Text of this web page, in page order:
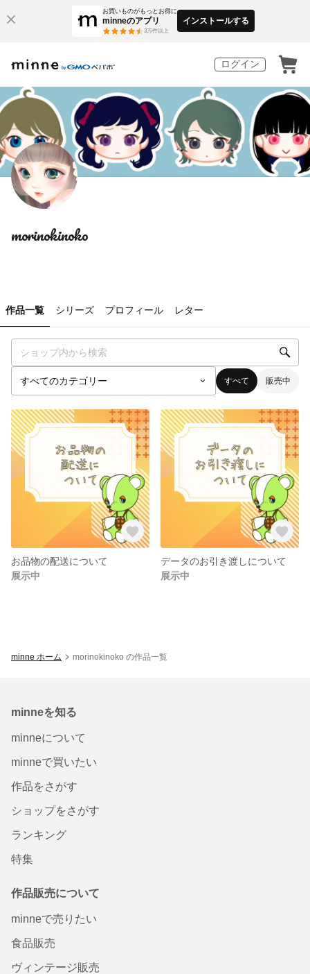
お買いものがもっとお得に
minneのアプリ
3万件以上
インストールする
ログイン
morinokinoko
作品一覧 シリーズ プロフィール レター
すべて 販売中
お品物の配送について
展示中
データのお引き渡しについて
展示中
minne ホーム morinokinoko の作品一覧
minneを知る
minneについて
minneで買いたい
作品をさがす
ショップをさがす
ランキング
特集
作品販売について
minneで売りたい
食品販売
ヴィンテージ販売